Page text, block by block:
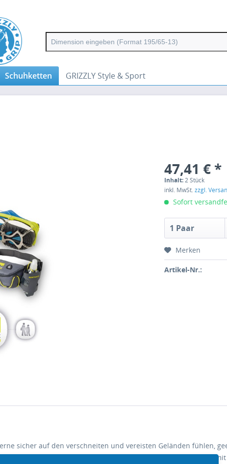
Schuhketten GRIZZLY Style & Sport
47,41 € *
Inhalt:2 Stück
inkl. MwSt.zzgl.
Sofort
Merken
Artikel-Nr.:
sicher auf den verschneiten und vereisten Geländen fühlen,
Stärke und Beständigkeit wird durch eine geschweißte Kette